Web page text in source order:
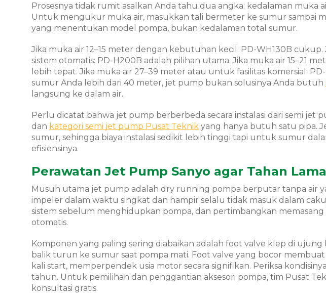
Prosesnya tidak rumit asalkan Anda tahu dua angka: kedalaman muka
Untuk mengukur muka air, masukkan tali bermeter ke sumur sampai
yang menentukan model pompa, bukan kedalaman total sumur.
Jika muka air 12–15 meter dengan kebutuhan kecil: PD-WH130B cukup.
sistem otomatis: PD-H200B adalah pilihan utama. Jika muka air 15–21
lebih tepat. Jika muka air 27–39 meter atau untuk fasilitas komersial:
sumur Anda lebih dari 40 meter, jet pump bukan solusinya Anda butuh
langsung ke dalam air.
Perlu dicatat bahwa jet pump berberbeda secara instalasi dari semi jet
dan kategori semi jet pump Pusat Teknik yang hanya butuh satu pipa.
sumur, sehingga biaya instalasi sedikit lebih tinggi tapi untuk sumur
efisiensinya.
Perawatan Jet Pump Sanyo agar Tahan Lama
Musuh utama jet pump adalah dry running pompa berputar tanpa air
impeler dalam waktu singkat dan hampir selalu tidak masuk dalam
sistem sebelum menghidupkan pompa, dan pertimbangkan
otomatis.
Komponen yang paling sering diabaikan adalah foot valve klep di ujung
balik turun ke sumur saat pompa mati. Foot valve yang bocor
kali start, memperpendek usia motor secara signifikan. Periksa
tahun. Untuk pemilihan dan penggantian aksesori pompa, tim Pusat
konsultasi gratis.